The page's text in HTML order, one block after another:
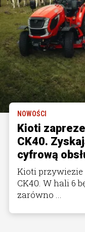
NOWOŚCI
Kioti
CK40.
cyfrową
Kioti przywiezie
CK40. W hali 6
zarówno ...